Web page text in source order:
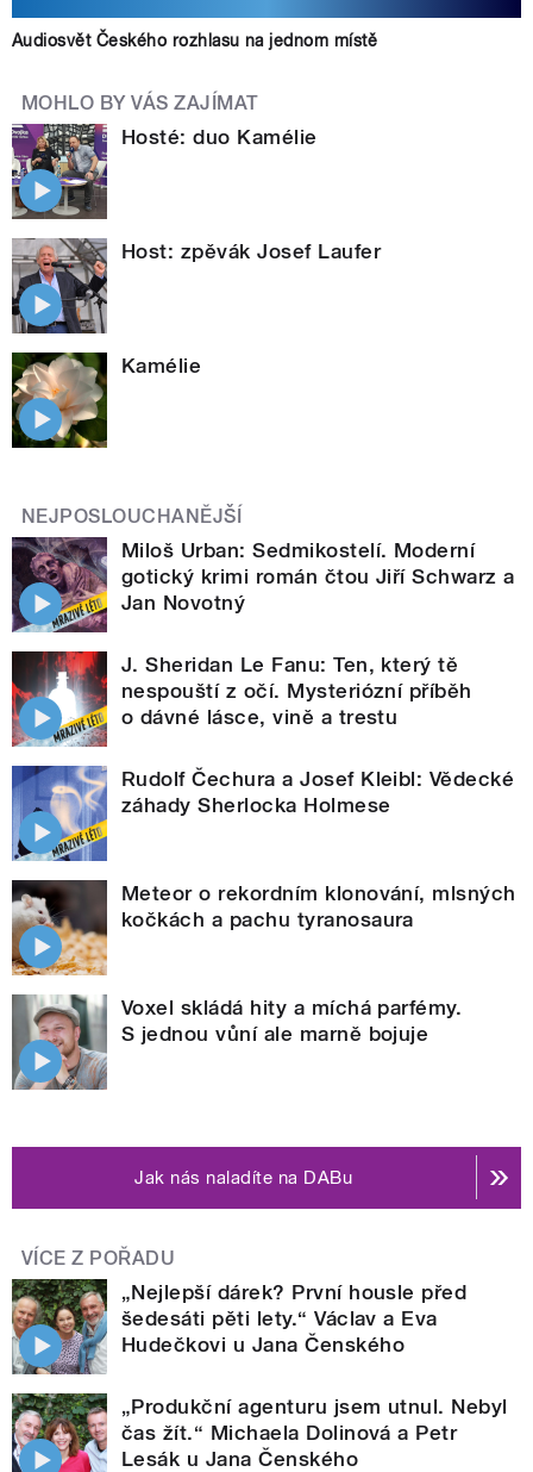
Audiosvět Českého rozhlasu na jednom místě
MOHLO BY VÁS ZAJÍMAT
Hosté: duo Kamélie
Host: zpěvák Josef Laufer
Kamélie
NEJPOSLOUCHANĚJŠÍ
Miloš Urban: Sedmikostelí. Moderní
gotický krimi román čtou Jiří Schwarz a
Jan Novotný
J. Sheridan Le Fanu: Ten, který tě
nespouští z očí. Mysteriózní příběh
o dávné lásce, vině a trestu
Rudolf Čechura a Josef Kleibl: Vědecké
záhady Sherlocka Holmese
Meteor o rekordním klonování, mlsných
kočkách a pachu tyranosaura
Voxel skládá hity a míchá parfémy.
S jednou vůní ale marně bojuje
Jak nás naladíte na DABu
VÍCE Z POŘADU
„Nejlepší dárek? První housle před
šedesáti pěti lety.“ Václav a Eva
Hudečkovi u Jana Čenského
„Produkční agenturu jsem utnul. Nebyl
čas žít.“ Michaela Dolinová a Petr
Lesák u Jana Čenského